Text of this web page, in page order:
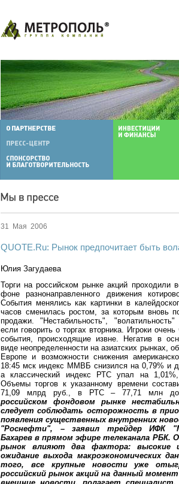
31 Мая 2006
QUOTE.Ru: Рынок предпочитает быть
Юлия Загудаева
Торги на российском рынке акций проходили
фоне разнонаправленного движения
События менялись как картинки в
часов сменилась ростом, за которым вновь
продажи. "Нестабильность",
если говорить о торгах вторника. Игроки очень
события, происходящие извне. Негатив в
виде неопределенности на азиатских рынках,
Европе и возможности снижения
18:45 мск индекс ММВБ снизился на 0,79% и
а классический индекс РТС упал на
Объемы торгов к указанному времени
71,09 млрд руб., в РТС – 77,71 млн
российском фондовом рынке
следует соблюдать осторожность в
появления существенных внутренних
"Роснефти", – заявил трейдер ИФК
Бахарев в прямом эфире телеканала РБК.
рынок влияют два фактора:
ожидание выхода макроэкономических
того, все крупные новости уже
российский рынок акций на данный